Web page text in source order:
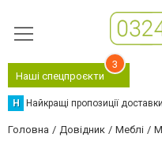
Наші спецпроєкти
3
Н Найкращі пропозиції доставки
Головна Довідник Меблі